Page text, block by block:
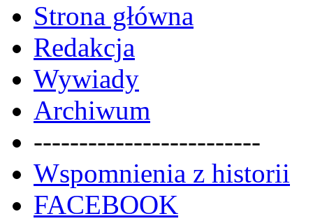
Strona główna
Redakcja
Wywiady
Archiwum
-------------------------
Wspomnienia z historii
FACEBOOK